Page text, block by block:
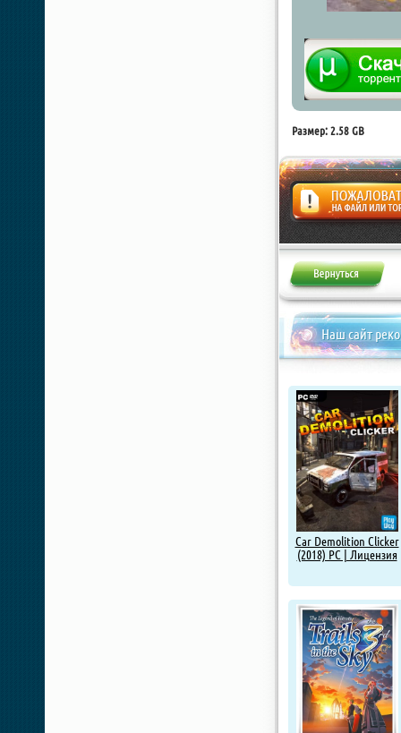
Размер: 2.58 GB
Жалоба
Наш сайт
Car Demolition Clicker
(2018) PC | Лицензия